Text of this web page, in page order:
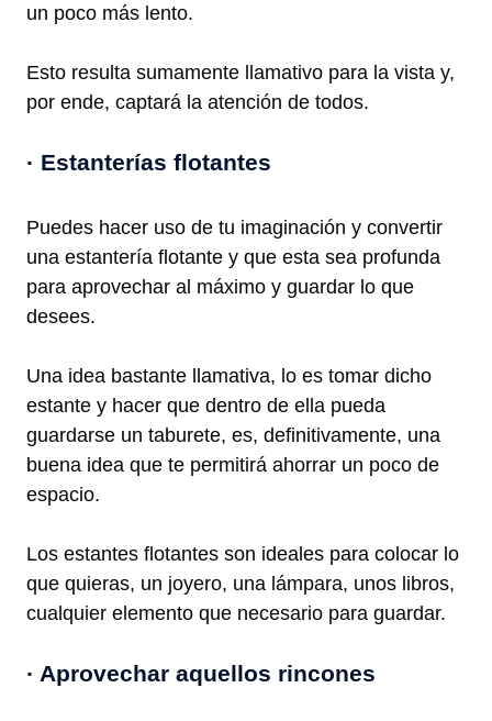
un poco más lento.
Esto resulta sumamente llamativo para la vista y,
por ende, captará la atención de todos.
· Estanterías flotantes
Puedes hacer uso de tu imaginación y convertir
una estantería flotante y que esta sea profunda
para aprovechar al máximo y guardar lo que
desees.
Una idea bastante llamativa, lo es tomar dicho
estante y hacer que dentro de ella pueda
guardarse un taburete, es, definitivamente, una
buena idea que te permitirá ahorrar un poco de
espacio.
Los estantes flotantes son ideales para colocar lo
que quieras, un joyero, una lámpara, unos libros,
cualquier elemento que necesario para guardar.
· Aprovechar aquellos rincones